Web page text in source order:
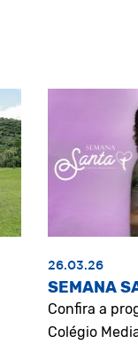
26.03.26
SEMANA
Confira a
Colégio